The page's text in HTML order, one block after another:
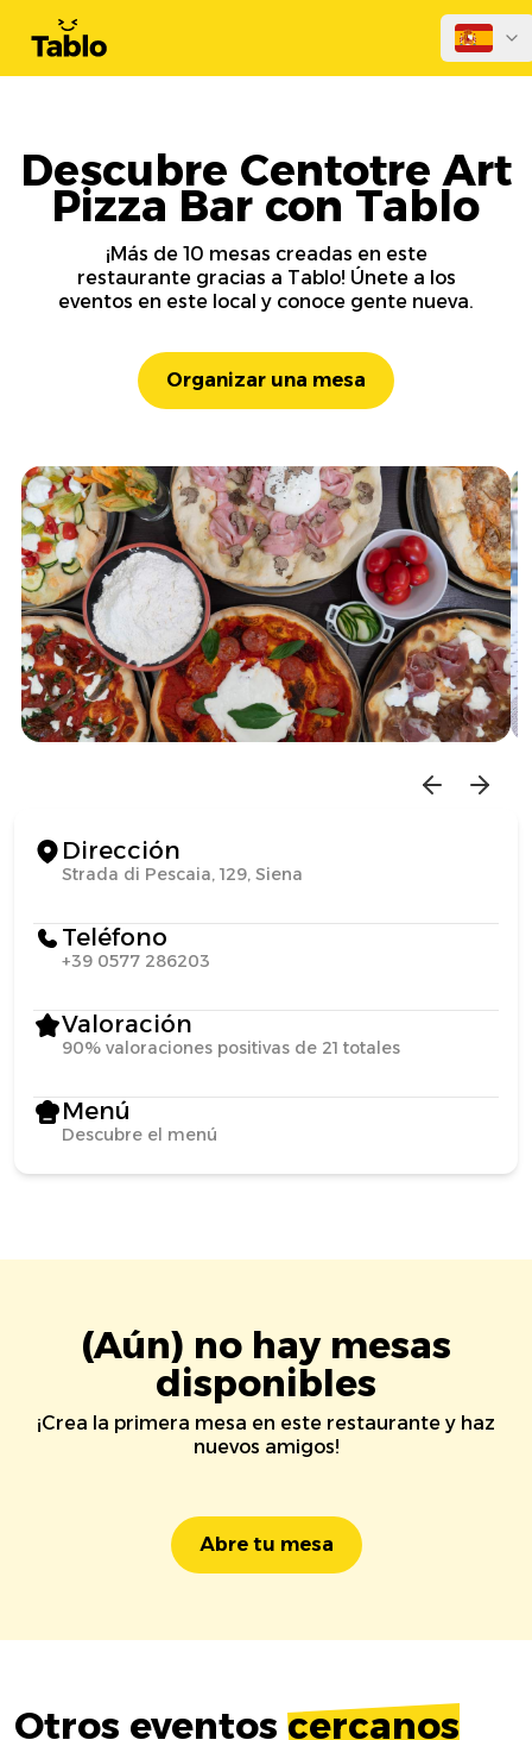
Descubre Centotre Art
Pizza Bar con Tablo
¡Más de 10 mesas creadas en este
restaurante gracias a Tablo! Únete a los
eventos en este local y conoce gente nueva.
Organizar una mesa
Dirección
Strada di Pescaia, 129, Siena
Teléfono
+39 0577 286203
Valoración
90% valoraciones positivas de 21 totales
Menú
Descubre el menú
(Aún) no hay mesas
disponibles
¡Crea la primera mesa en este restaurante y haz
nuevos amigos!
Abre tu mesa
Otros eventos cercanos